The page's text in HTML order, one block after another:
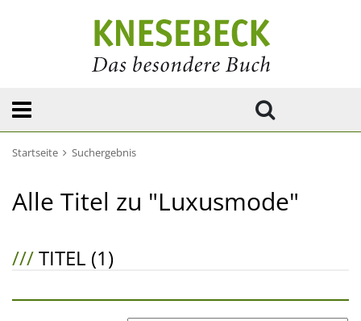
Startseite Suchergebnis
Alle Titel zu "Luxusmode"
///TITEL (1)